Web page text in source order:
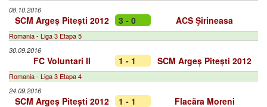
08.10.2016
SCM Argeș Pitești 2012 3 - 0 ACS Şirineasa
Romania - Liga 3 Etapa 5
30.09.2016
FC Voluntari II 1 - 1 SCM Argeș Pitești 2012
Romania - Liga 3 Etapa 4
24.09.2016
SCM Argeș Pitești 2012 1 - 1 Flacăra Moreni